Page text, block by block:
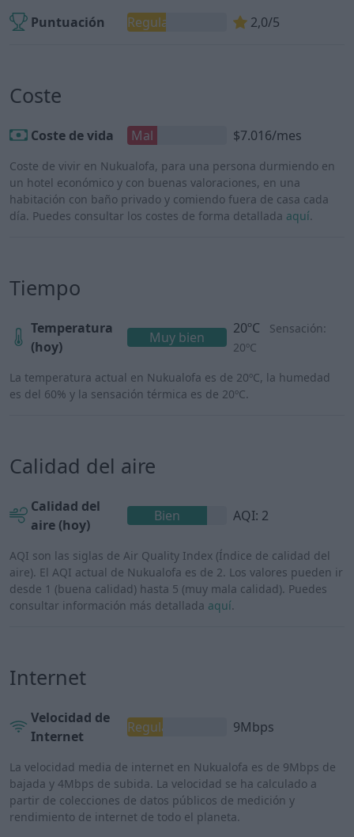
Puntuación Regular 2,0/5
Coste
Coste de vida Mal $7.016/mes
Coste de vivir en Nukualofa, para una persona durmiendo en
un hotel económico y con buenas valoraciones, en una
habitación con baño privado y comiendo fuera de casa cada
día. Puedes consultar los costes de forma detallada aquí.
Tiempo
Temperatura
(hoy)
Muy bien
20ºC
Sensación:
20ºC
La temperatura actual en Nukualofa es de 20ºC, la humedad
es del 60% y la sensación térmica es de 20ºC.
Calidad del aire
Calidad del
aire (hoy)
Bien AQI: 2
AQI son las siglas de Air Quality Index (Índice de calidad del
aire). El AQI actual de Nukualofa es de 2. Los valores pueden ir
desde 1 (buena calidad) hasta 5 (muy mala calidad). Puedes
consultar información más detallada aquí.
Internet
Velocidad de
Internet
Regular 9Mbps
La velocidad media de internet en Nukualofa es de 9Mbps de
bajada y 4Mbps de subida. La velocidad se ha calculado a
partir de colecciones de datos públicos de medición y
rendimiento de internet de todo el planeta.